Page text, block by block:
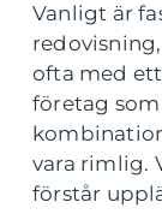
Vanligt är
ofta med
företag som
vara rimlig.
förstår